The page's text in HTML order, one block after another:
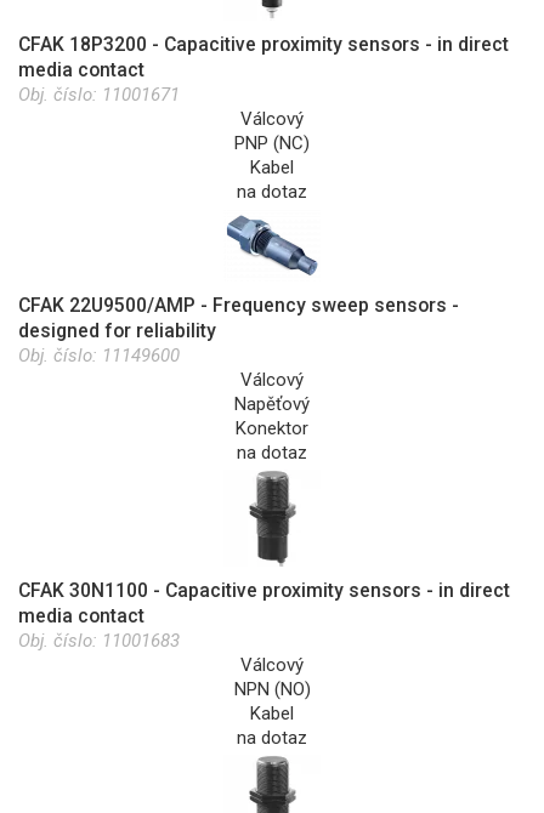
CFAK 18P3200 - Capacitive proximity sensors - in direct
media contact
Obj. číslo: 11001671
Válcový
PNP (NC)
Kabel
na dotaz
CFAK 22U9500/AMP - Frequency sweep sensors -
designed for reliability
Obj. číslo: 11149600
Válcový
Napěťový
Konektor
na dotaz
CFAK 30N1100 - Capacitive proximity sensors - in direct
media contact
Obj. číslo: 11001683
Válcový
NPN (NO)
Kabel
na dotaz